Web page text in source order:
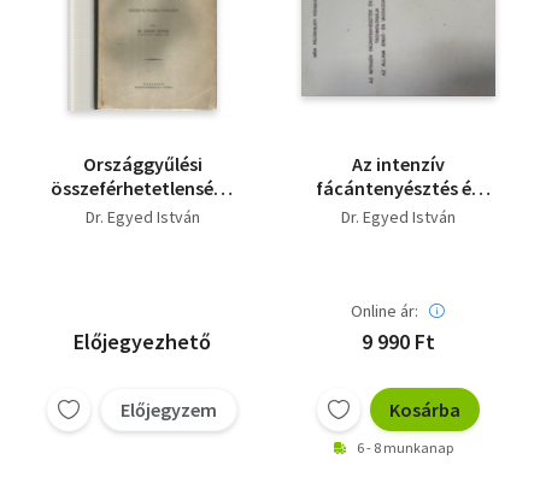
Országgyűlési
összeférhetetlenség -
Magyar Jogászegylet
Dr. Egyed István
Előjegyezhető
Előjegyzem
Az intenzív
fácántenyésztés és
hasznosítás
Dr. Egyed István
Online ár:
9 990 Ft
Kosárba
6 - 8 munkanap